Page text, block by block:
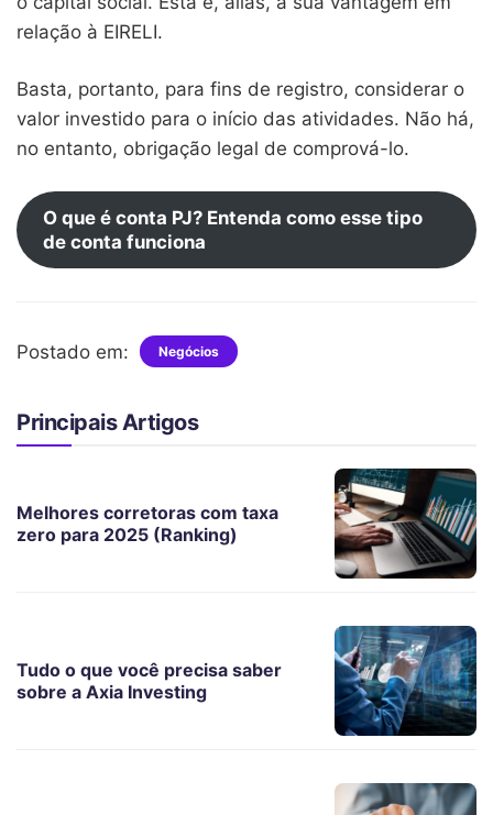
relação à EIRELI.
Basta, portanto, para fins de registro, considerar o
valor investido para o início das atividades. Não há,
no entanto, obrigação legal de comprová-lo.
O que é conta PJ? Entenda como esse tipo
de conta funciona
Postado em: Negócios
Principais Artigos
Melhores corretoras com taxa
zero para 2025 (Ranking)
Tudo o que você precisa saber
sobre a Axia Investing